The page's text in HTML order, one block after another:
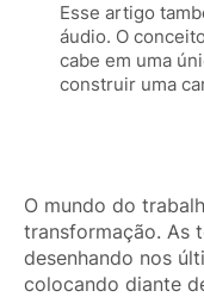
Esse artigo
áudio. O
cabe em uma
construir uma
O mundo do
transformação. As
desenhando nos
colocando diante